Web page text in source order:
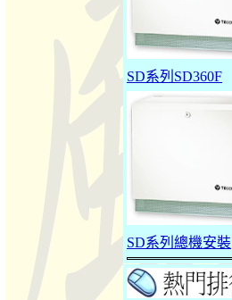
SD系列SD360F
SD系列總機安裝